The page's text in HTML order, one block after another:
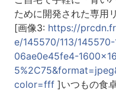
ために開発された専用
[画像3: https://
e/145570/113/
06ae0e45fe4-
color=fff]いつもの食